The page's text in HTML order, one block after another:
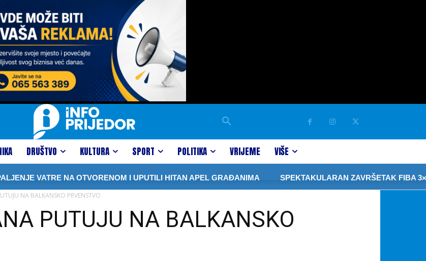
DRUŠTVO KULTURA SPORT POLITIKA VRIJEME VIŠE
NA OTVORENOM I UPUTILI HITAN APEL GRAĐANIMA SPEKTAKULARAN ZAVRŠETAK FIBA 3×3
NA BALKANSKO PRVENSTVO
PUTUJU NA BALKANSKO